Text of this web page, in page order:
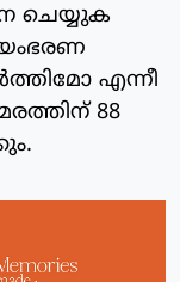
ചെയ്യുക
എന്നീ
88